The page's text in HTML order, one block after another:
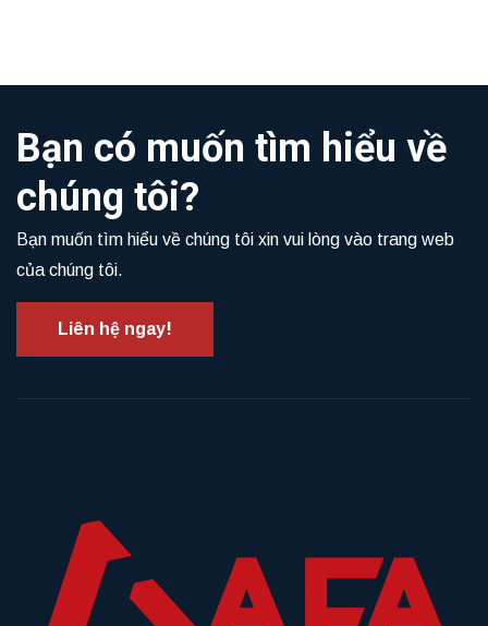
Bạn có muốn tìm hiểu về
chúng tôi?
Bạn muốn tìm hiểu về chúng tôi xin vui lòng vào trang web
của chúng tôi.
Liên hệ ngay!